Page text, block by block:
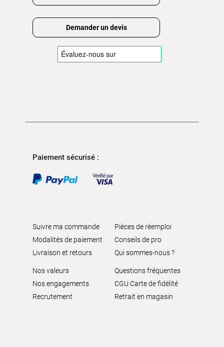
Demander un devis
Paiement sécurisé :
Suivre ma commande
Modalités de paiement
Livraison et retours
Pièces de réemploi
Conseils de pro
Qui sommes-nous ?
Nos valeurs
Nos engagements
Recrutement
Questions fréquentes
CGU Carte de fidélité
Retrait en magasin